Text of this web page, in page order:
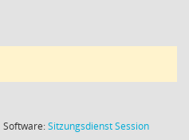
Software:SitzungsdienstSession(Wird in